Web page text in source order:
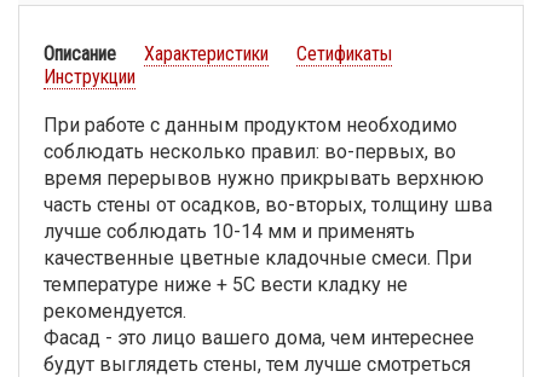
Описание Характеристики
Сетификаты
Инструкции
При работе с данным продуктом необходимо
соблюдать несколько правил: во-первых, во
время перерывов нужно прикрывать верхнюю
часть стены от осадков, во-вторых, толщину шва
лучше соблюдать 10-14 мм и применять
качественные цветные кладочные смеси. При
температуре ниже + 5С вести кладку не
рекомендуется.
Фасад - это лицо вашего дома, чем интереснее
будут выглядеть стены, тем лучше смотреться